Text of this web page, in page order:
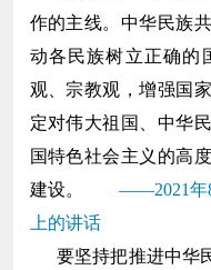
作的主线。中华民族
动各民族树立正确的
观、宗教观，增强国
定对伟大祖国、中华
国特色社会主义的高
建设。
——2021年8
上的讲话
要坚持把推进中华